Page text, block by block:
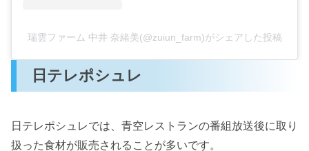
瑞雲ファーム 中井 奈緒美(@zuiun_farm)がシェアした投稿
日テレポシュレ
日テレポシュレでは、青空レストランの番組放送後に取り
扱った食材が販売されることが多いです。